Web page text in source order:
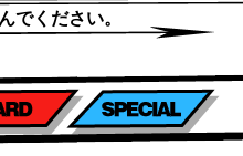
でください。